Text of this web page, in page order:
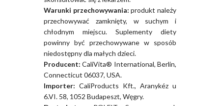
Warunki przechowywania: produkt należy
przechowywać zamknięty, w suchym i
chłodnym miejscu. Suplementy diety
powinny być przechowywane w sposób
niedostępny dla małych dzieci.
Producent: CaliVita® International, Berlin,
Connecticut 06037, USA.
Importer: CaliProducts Kft., Aranykéz u
6.VI. 58, 1052 Budapeszt, Węgry.